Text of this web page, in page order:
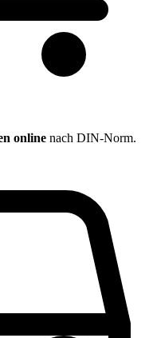
online nach DIN-Norm.